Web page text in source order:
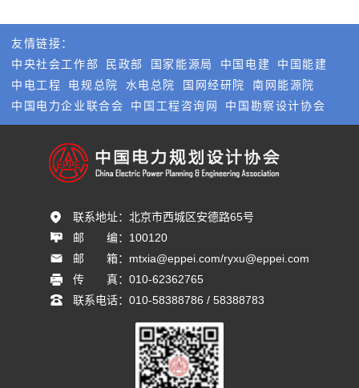
友情链接：
中央社会工作部
民政部 国家能源局 中国电建
中国能建
中电工程
电规总院 水电总院 国网经研院
南网能源院
中国电力企业联合会
中国工程咨询网 中国勘察设计协会
联系地址： 北京市西城区安德路65号
邮       编： 100120
邮       箱： mtxia@eppei.com/ryxu@eppei.com
传       真： 010-62362765
联系电话： 010-58388786 / 58388783